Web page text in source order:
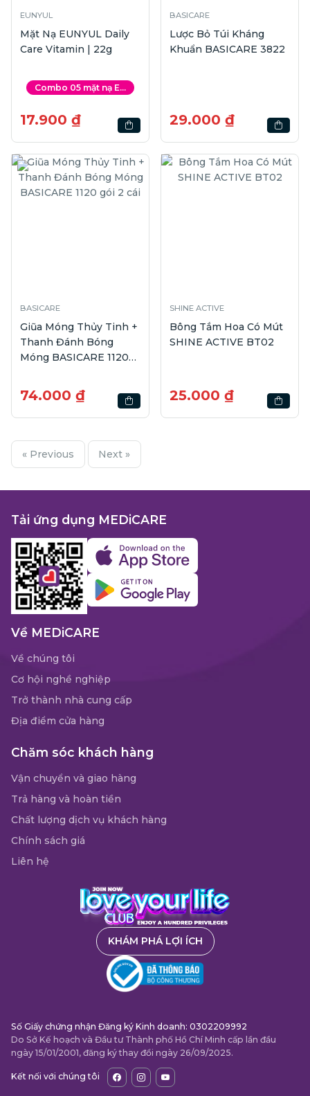
EUNYUL
Mặt Nạ EUNYUL Daily
Care Vitamin | 22g
Combo 05 mặt nạ E...
17.900 ₫
BASICARE
Lược Bỏ Túi Kháng
Khuẩn BASICARE 3822
29.000 ₫
BASICARE
Giũa Móng Thủy Tinh +
Thanh Đánh Bóng
Móng BASICARE 1120
74.000 ₫
SHINE ACTIVE
Bông Tắm Hoa Có Mút
SHINE ACTIVE BT02
25.000 ₫
« Previous Next »
Tải ứng dụng MEDiCARE
Về MEDiCARE
Về chúng tôi
Cơ hội nghề nghiệp
Trở thành nhà cung cấp
Địa điểm cửa hàng
Chăm sóc khách hàng
Vận chuyển và giao hàng
Trả hàng và hoàn tiền
Chất lượng dịch vụ khách hàng
Chính sách giá
Liên hệ
KHÁM PHÁ LỢI ÍCH
Số Giấy chứng nhận Đăng ký Kinh doanh: 0302209992
Do Sở Kế hoạch và Đầu tư Thành phố Hồ Chí Minh cấp lần đầu
ngày 15/01/2001, đăng ký thay đổi ngày 26/09/2025.
Kết nối với chúng tôi